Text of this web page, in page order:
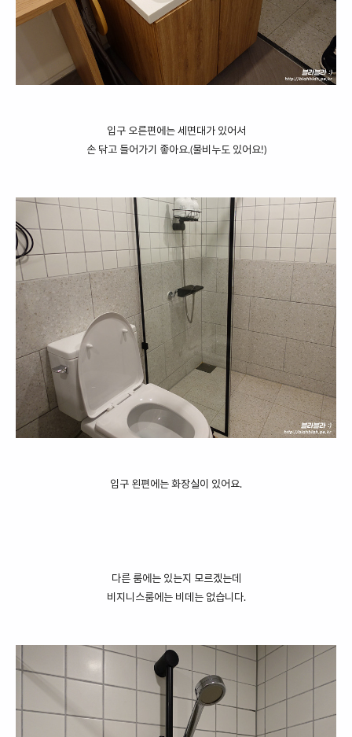
입구 오른편에는 세면대가 있어서
손 닦고 들어가기 좋아요.(물비누도 있어요!)
입구 왼편에는 화장실이 있어요.
다른 룸에는 있는지 모르겠는데
비지니스룸에는 비데는 없습니다.